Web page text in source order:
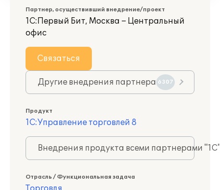
Партнер, осуществивший внедрение/проект
1С:Первый Бит, Москва – Центральный
офис
Связаться
Другие внедрения партнера 6307
Продукт
1С:Управление торговлей 8
Внедрения продукта всеми партнерами
Отрасль / Функциональная задача